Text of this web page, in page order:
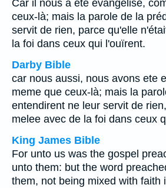
Car il nous a été évangélisé,
ceux-là; mais la parole de la
servit de rien, parce qu'elle
la foi dans ceux qui l'ouïrent.
Darby Bible
car nous aussi, nous avons ete
meme que ceux-là; mais la
entendirent ne leur servit de
melee avec de la foi dans ceux
King James Bible
For unto us was the gospel
unto them: but the word
them, not being mixed with faith